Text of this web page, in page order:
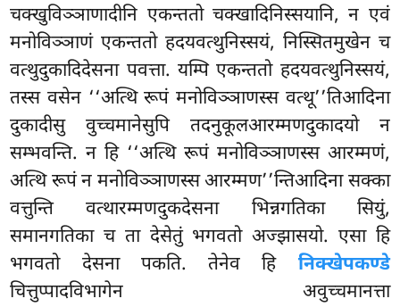
चक्खुविञ्ञाणादीनि एकन्ततो चक्खादिनिस्सयानि, न एवं
मनोविञ्ञाणं एकन्ततो हदयवत्थुनिस्सयं, निस्सितमुखेन च
वत्थुदुकादिदेसना पवत्ता. यम्पि एकन्ततो हदयवत्थुनिस्सयं,
तस्स वसेन ‘‘अत्थि रूपं मनोविञ्ञाणस्स वत्थू’’तिआदिना
दुकादीसु वुच्चमानेसुपि तदनुकूलआरम्मणदुकादयो न
सम्भवन्ति. न हि ‘‘अत्थि रूपं मनोविञ्ञाणस्स आरम्मणं,
अत्थि रूपं न मनोविञ्ञाणस्स आरम्मण’’न्तिआदिना सक्का
वत्तुन्ति वत्थारम्मणदुकदेसना भिन्नगतिका सियुं,
समानगतिका च ता देसेतुं भगवतो अज्झासयो. एसा हि
भगवतो देसना पकति. तेनेव हि निक्खेपकण्डे
चित्तुप्पादविभागेन अवुच्चमानत्ता